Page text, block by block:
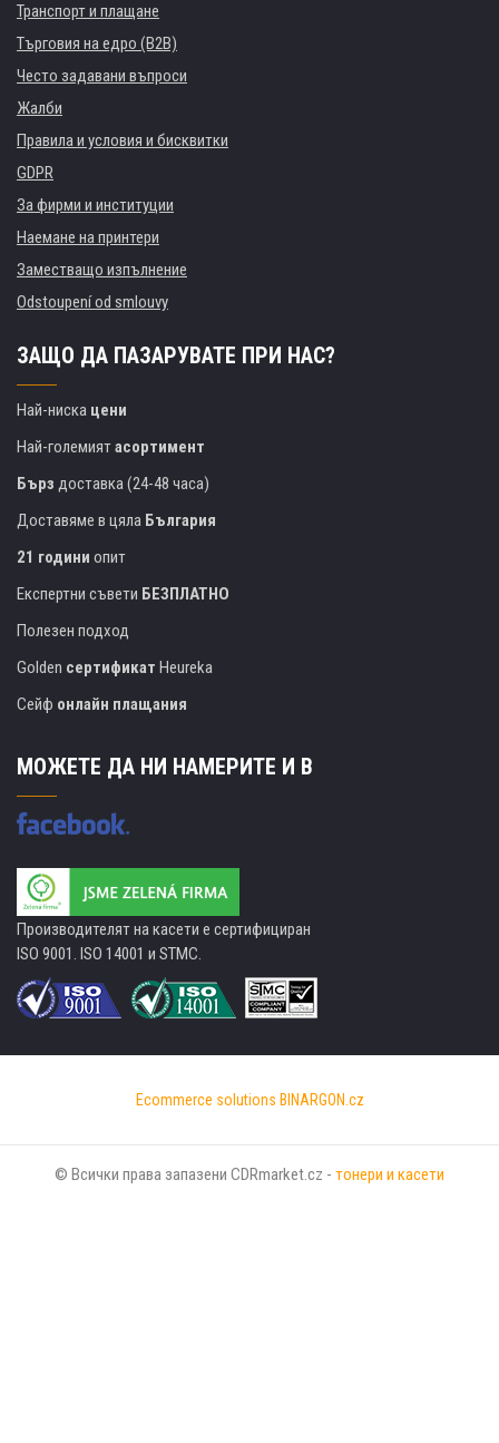
Транспорт и плащане
Търговия на едро (B2B)
Често задавани въпроси
Жалби
Правила и условия и бисквитки
GDPR
За фирми и институции
Наемане на принтери
Заместващо изпълнение
Odstoupení od smlouvy
ЗАЩО ДА ПАЗАРУВАТЕ ПРИ НАС?
Най-ниска цени
Най-големиятасортимент
Бърз доставка (24-48 часа)
Доставяме в цяла България
21 години опит
Експертни съвети БЕЗПЛАТНО
Полезен подход
Golden сертификат Heureka
Сейф онлайн плащания
МОЖЕТЕ ДА НИ НАМЕРИТЕ И В
Производителят на касети е сертифициран
ISO 9001. ISO 14001 и STMC.
Ecommerce solutions BINARGON.cz
© Всички права запазени CDRmarket.cz - тонери и касети